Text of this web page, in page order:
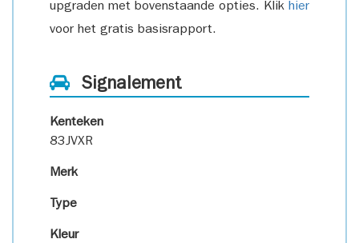
upgraden met bovenstaande opties. Klik hier
voor het gratis basisrapport.
Signalement
Kenteken
83JVXR
Merk
Type
Kleur